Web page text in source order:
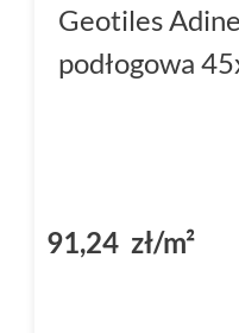
Geotiles
podłogowa
91,24 zł/m²